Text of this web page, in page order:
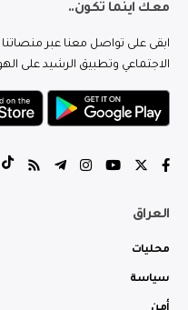
معك اينما تكون..
ابقى على تواصل معنا عبر
الاجتماعي وتطبيق الرشيد على
العراق
محليات
سياسة